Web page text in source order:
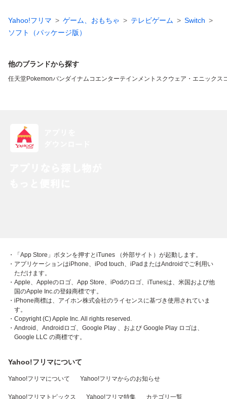
Yahoo!フリマ ゲーム、おもちゃ テレビゲーム
Switch
ソフト（パッケージ版）
他のブランドから探す
任天堂Pokemonバンダイナムコエンターテインメント スクウェア・エニックス
・「App Store」ボタンを押すとiTunes （外部サイト）が起動します。
・アプリケーションはiPhone、iPod touch、iPadまたはAndroidでご利用い
ただけます。
・Apple、Appleのロゴ、App Store、iPodのロゴ、iTunesは、米国および他
国のApple Inc.の登録商標です。
・iPhone商標は、アイホン株式会社のライセンスに基づき使用されていま
す。
・Copyright (C) Apple Inc. All rights reserved.
・Android、Androidロゴ、Google Play 、および Google Play ロゴは、
Google LLC の商標です。
Yahoo!フリマについて
Yahoo!フリマについて Yahoo!フリマからのお知らせ
Yahoo!フリマトピックス Yahoo!フリマ特集 カテゴリ一覧